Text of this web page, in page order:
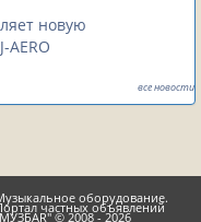
новую
AERO
все новости
оборудование.
частных объявлений
© 2008 - 2026